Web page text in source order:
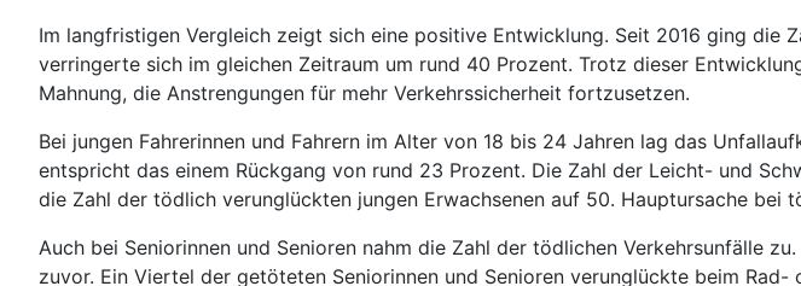
Im langfristigen Vergleich zeigt sich eine positive Entwicklung. Seit 2016 ging die
verringerte sich im gleichen Zeitraum um rund 40 Prozent. Trotz dieser
Mahnung, die Anstrengungen für mehr Verkehrssicherheit fortzusetzen.
Bei jungen Fahrerinnen und Fahrern im Alter von 18 bis 24 Jahren lag das
entspricht das einem Rückgang von rund 23 Prozent. Die Zahl der Leicht- und
die Zahl der tödlich verunglückten jungen Erwachsenen auf 50. Hauptursache bei
Auch bei Seniorinnen und Senioren nahm die Zahl der tödlichen Verkehrsunfälle
zuvor. Ein Viertel der getöteten Seniorinnen und Senioren verunglückte beim